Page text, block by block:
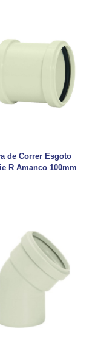
de Correr Esgoto
R Amanco 100mm